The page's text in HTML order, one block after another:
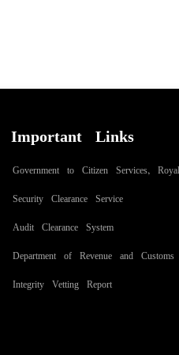
Important Links
Government to Citizen Services,
Security Clearance Service
Audit Clearance System
Department of Revenue and Customs
Integrity Vetting Report